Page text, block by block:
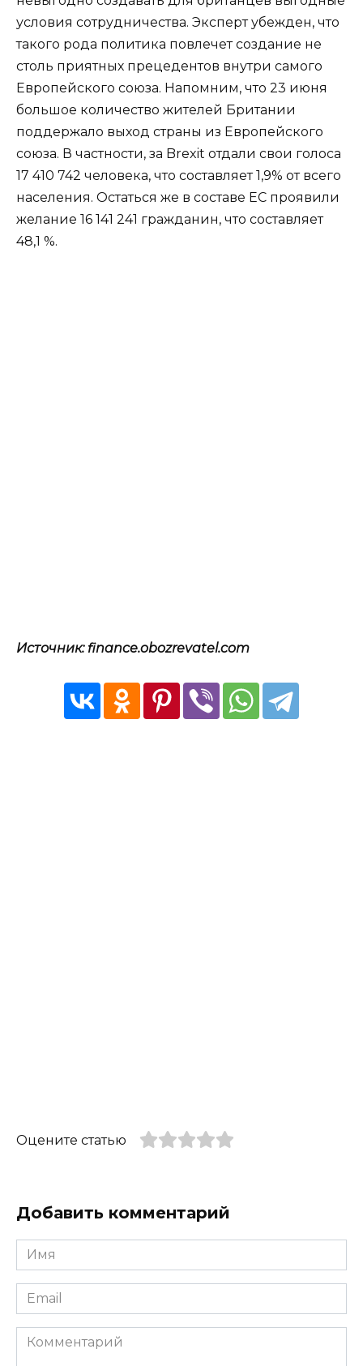
условия сотрудничества. Эксперт убежден, что
такого рода политика повлечет создание не
столь приятных прецедентов внутри самого
Европейского союза. Напомним, что 23 июня
большое количество жителей Британии
поддержало выход страны из Европейского
союза. В частности, за Brexit отдали свои голоса
17 410 742 человека, что составляет 1,9% от всего
населения. Остаться же в составе ЕС проявили
желание 16 141 241 гражданин, что составляет
48,1 %.
Источник: finance.obozrevatel.com
Оцените статью
Добавить комментарий
Имя
*
Email
*
Комментарий